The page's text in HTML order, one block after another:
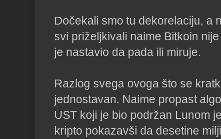
Dočekali smo tu dekorelaciju, a
svi priželjkivali naime Bitkoin
je nastavio da pada ili miruje.
Razlog svega ovoga što se
jednostavan. Naime propast
UST koji je bio podržan Lunom
kripto pokazavši da desetine